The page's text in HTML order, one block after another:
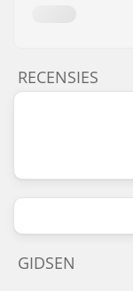
RECENSIES
GIDSEN